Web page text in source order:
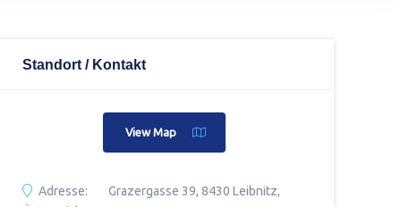
Standort / Kontakt
View Map
Adresse:
Grazergasse 39, 8430 Leibnitz,